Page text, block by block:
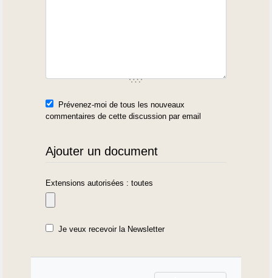
Prévenez-moi de tous les nouveaux
commentaires de cette discussion par email
Ajouter un document
Extensions autorisées : toutes
Je veux recevoir la Newsletter